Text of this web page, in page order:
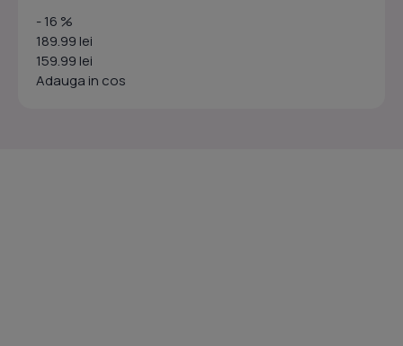
- 16 %
189.99 lei
159.99 lei
Adauga in cos